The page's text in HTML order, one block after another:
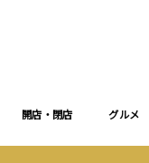
開店・閉店 グルメ